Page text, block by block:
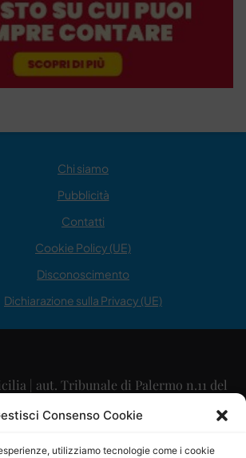
Consenso Cookie
utilizziamo tecnologie come i cookie
Chi siamo
Pubblicità
Contatti
Cookie Policy (UE)
Disconoscimento
Dichiarazione sulla Privacy (UE)
| aut. Tribunale di Palermo n.11 del
29/09/2015